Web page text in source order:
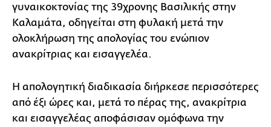
γυναικοκτονίας της 39χρονης Βασιλικής στην
Καλαμάτα, οδηγείται στη φυλακή μετά την
ολοκλήρωση της απολογίας του ενώπιον
ανακρίτριας και εισαγγελέα.
Η απολογητική διαδικασία διήρκεσε περισσότερες
από έξι ώρες και, μετά το πέρας της, ανακρίτρια
και εισαγγελέας αποφάσισαν ομόφωνα την